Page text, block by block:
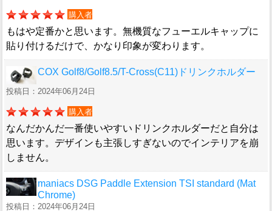
購入者
もはや定番かと思います。無機質なフューエルキャップに
貼り付けるだけで、かなり印象が変わります。
COX Golf8/Golf8.5/T-Cross(C11)ドリンクホルダー
投稿日：2024年06月24日
購入者
なんだかんだ一番使いやすいドリンクホルダーだと自分は
思います。デザインも主張しすぎないのでインテリアを崩
しません。
maniacs DSG Paddle Extension TSI standard (Mat
Chrome)
投稿日：2024年06月24日